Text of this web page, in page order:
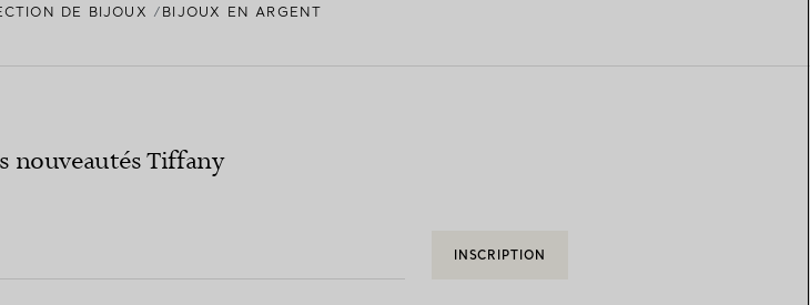
DE BIJOUX BIJOUX EN ARGENT
nouveautés Tiffany
INSCRIPTION